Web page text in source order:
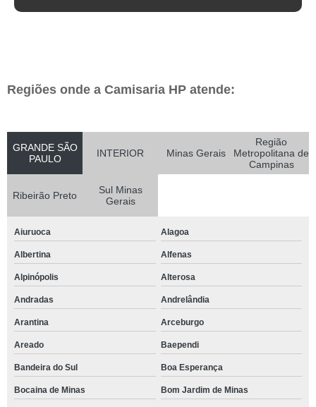
Regiões onde a Camisaria HP atende:
GRANDE SÃO
PAULO
INTERIOR Minas Gerais
Região
Metropolitana de
Campinas
Ribeirão Preto
Sul Minas
Gerais
Aiuruoca Alagoa
Albertina Alfenas
Alpinópolis Alterosa
Andradas Andrelândia
Arantina Arceburgo
Areado Baependi
Bandeira do Sul Boa Esperança
Bocaina de Minas Bom Jardim de Minas